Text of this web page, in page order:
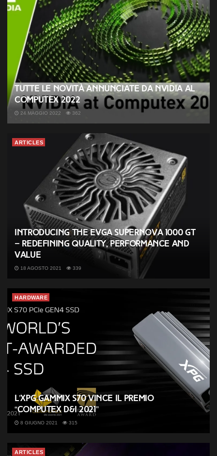
Tutte le novità annunciate da Nvidia al
Computex 2022
24 MAGGIO 2022 362
ARTICLES
Introducing the EVGA SuperNOVA 1000 GT
– Redefining Quality, Performance and
Value
18 AGOSTO 2021 339
HARDWARE
L’XPG GAMMIX S70 vince il premio
“COMPUTEX d&i 2021”
8 GIUGNO 2021 315
ARTICLES